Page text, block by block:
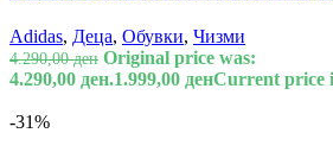
Adidas, Деца, Обувки, Чизми
4.290,00ден Original price was:
4.290,00 ден.1.999,00 денCurrent price
-31%